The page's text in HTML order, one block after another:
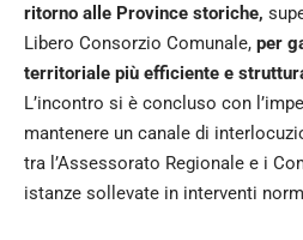
ritorno alle Province storiche,
Libero Consorzio Comunale, per
territoriale più efficiente e
L’incontro si è concluso con
mantenere un canale di
tra l’Assessorato Regionale e i
istanze sollevate in interventi